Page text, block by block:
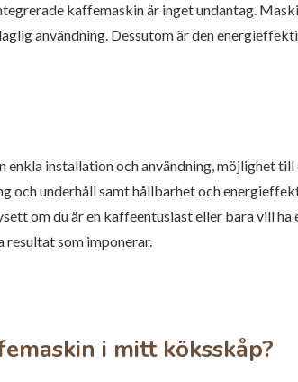
kaffemaskin är inget undantag.
användning. Dessutom är den
installation och användning, möjlighet
och underhåll samt hållbarhet och
om du är en kaffeentusiast eller bara vill ha
som imponerar.
i mitt köksskåp?